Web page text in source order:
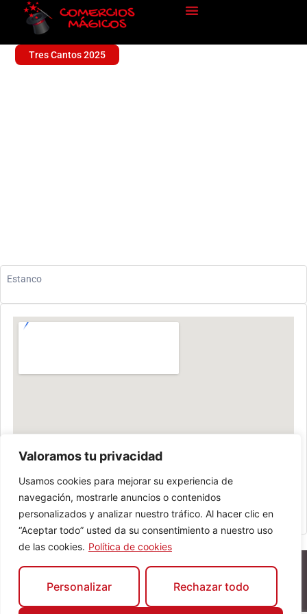
Valoramos tu privacidad
Usamos cookies para mejorar su experiencia de
navegación, mostrarle anuncios o contenidos
personalizados y analizar nuestro tráfico. Al hacer clic en
“Aceptar todo” usted da su consentimiento a nuestro uso
de las cookies. Política de cookies
Personalizar Rechazar todo
Tres Cantos 2025
Estanco